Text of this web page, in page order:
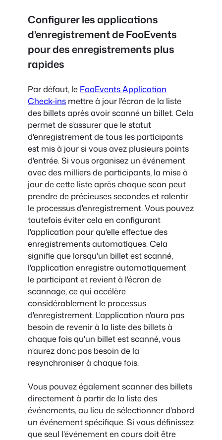
Configurer les applications
d'enregistrement de FooEvents
pour des enregistrements plus
rapides
Par défaut, le FooEvents Application
Check-ins mettre à jour l'écran de la liste
des billets après avoir scanné un billet. Cela
permet de s'assurer que le statut
d'enregistrement de tous les participants
est mis à jour si vous avez plusieurs points
d'entrée. Si vous organisez un événement
avec des milliers de participants, la mise à
jour de cette liste après chaque scan peut
prendre de précieuses secondes et ralentir
le processus d'enregistrement. Vous pouvez
toutefois éviter cela en configurant
l'application pour qu'elle effectue des
enregistrements automatiques. Cela
signifie que lorsqu'un billet est scanné,
l'application enregistre automatiquement
le participant et revient à l'écran de
scannage, ce qui accélère
considérablement le processus
d'enregistrement. L'application n'aura pas
besoin de revenir à la liste des billets à
chaque fois qu'un billet est scanné, vous
n'aurez donc pas besoin de la
resynchroniser à chaque fois.
Vous pouvez également scanner des billets
directement à partir de la liste des
événements, au lieu de sélectionner d'abord
un événement spécifique. Si vous définissez
que seul l'événement en cours doit être